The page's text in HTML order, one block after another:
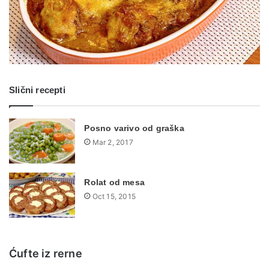
Slični recepti
Posno varivo od graška
Mar 2, 2017
Rolat od mesa
Oct 15, 2015
Ćufte iz rerne